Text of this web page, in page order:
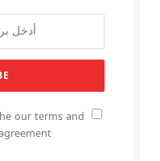
our terms and